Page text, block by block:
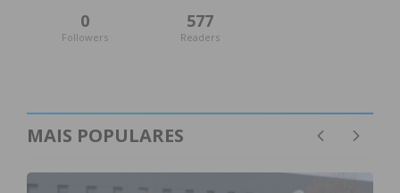
Imediato
obtenha de forma regular a informação
0
Followers
577
Readers
MAIS POPULARES